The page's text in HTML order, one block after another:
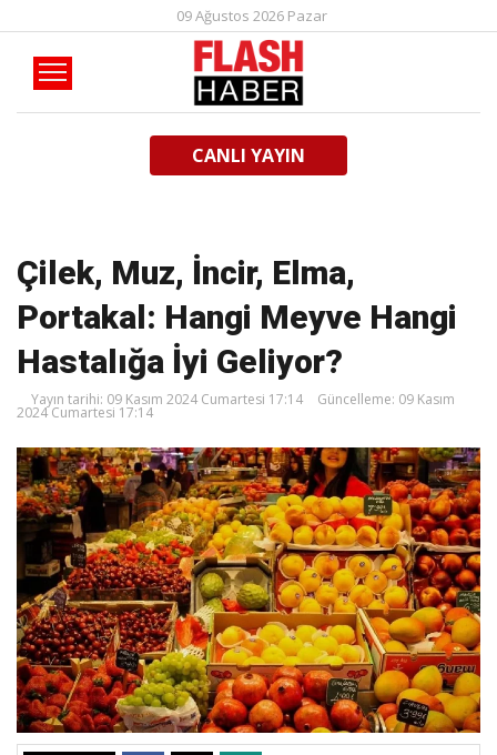
09 Ağustos 2026 Pazar
CANLI YAYIN
Çilek, Muz, İncir, Elma,
Portakal: Hangi Meyve Hangi
Hastalığa İyi Geliyor?
Yayın tarihi: 09 Kasım 2024 Cumartesi 17:14 Güncelleme: 09 Kasım
2024 Cumartesi 17:14